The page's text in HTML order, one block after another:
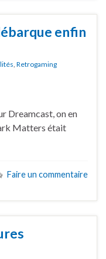
enfin
Retrogaming
Dreamcast, on en
Matters était
Faire un commentaire